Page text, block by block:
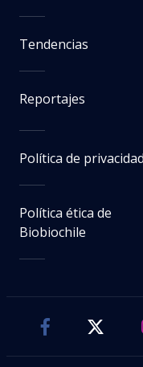
Tendencias
Reportajes
Política de privacidad
Política ética de
Biobiochile